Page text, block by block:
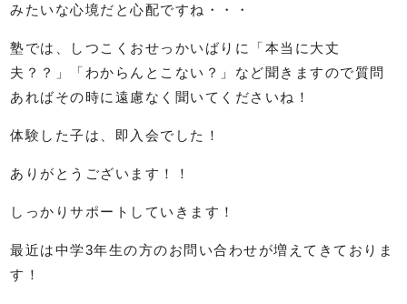
みたいな心境だと心配ですね・・・
塾では、しつこくおせっかいばりに「本当に大丈
夫？？」「わからんとこない？」など聞きますので質問
あればその時に遠慮なく聞いてくださいね！
体験した子は、即入会でした！
ありがとうございます！！
しっかりサポートしていきます！
最近は中学3年生の方のお問い合わせが増えてきておりま
す！